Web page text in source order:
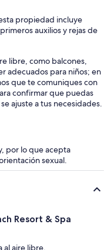
propiedad incluye
auxilios y rejas de
libre, como balcones,
adecuados para niños; en
que te comuniques con
confirmar que puedas
ajuste a tus necesidades.
por lo que acepta
sexual.
Resort & Spa
aire libre.